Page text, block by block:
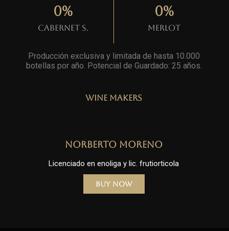
Cabernet S.
0%
Merlot
0%
Producción exclusiva y limitada de hasta 10.000
botellas por año. Potencial de Guardado: 25 años
Wine Makers
Norberto Moreno
Licenciado en enoliga y lic. frutiorticola
Buy Now